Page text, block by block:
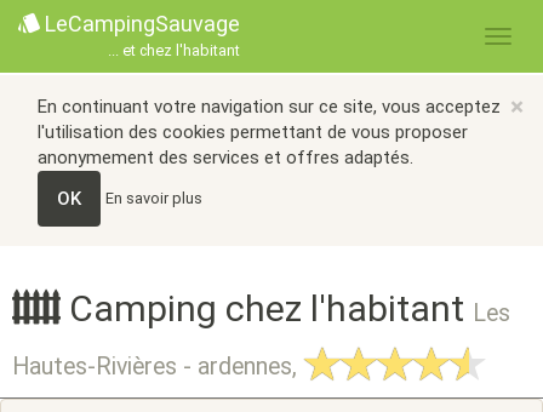
LeCampingSauvage
... et chez l'habitant
×
En continuant votre navigation sur ce site, vous acceptez
l'utilisation des cookies permettant de vous proposer
anonymement des services et offres adaptés.
OK
En savoir plus
Camping chez l'habitant Les
Hautes-Rivières - ardennes,